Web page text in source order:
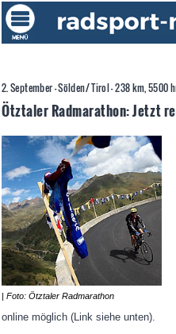
2. September - Sölden/ Tirol - 238 km, 5500
Ötztaler Radmarathon: Jetzt
| Foto: Ötztaler Radmarathon
online möglich (Link siehe unten).